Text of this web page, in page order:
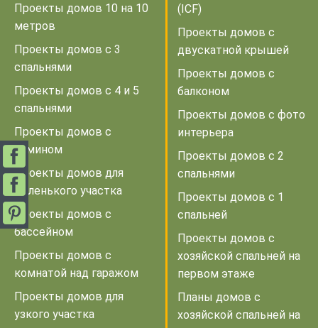
Проекты домов 10 на 10
метров
Проекты домов с 3
спальнями
Проекты домов с 4 и 5
спальнями
Проекты домов с
камином
Проекты домов для
маленького участка
Проекты домов с
бассейном
Проекты домов с
комнатой над гаражом
Проекты домов для
узкого участка
(ICF)
Проекты домов с
двускатной крышей
Проекты домов с
балконом
Проекты домов с фото
интерьера
Проекты домов с 2
спальнями
Проекты домов с 1
спальней
Проекты домов с
хозяйской спальней на
первом этаже
Планы домов с
хозяйской спальней на